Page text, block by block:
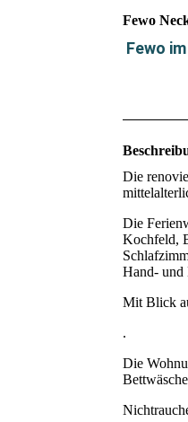
Fewo
Fewo
Die
Die
Kochfeld,
Hand- und
Mit Blick
.
Die